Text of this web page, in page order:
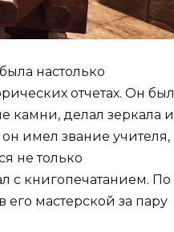
настолько
отчетах. Он был
камни, делал зеркала и
имел звание учителя,
не только
с книгопечатанием. По
мастерской за пару